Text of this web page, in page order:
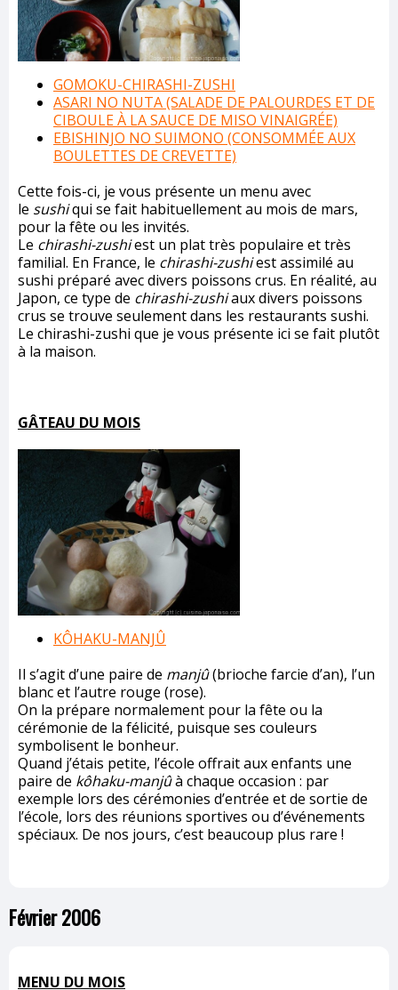
GOMOKU-CHIRASHI-ZUSHI
ASARI NO NUTA (SALADE DE PALOURDES ET DE
CIBOULE À LA SAUCE DE MISO VINAIGRÉE)
EBISHINJO NO SUIMONO (CONSOMMÉE AUX
BOULETTES DE CREVETTE)
Cette fois-ci, je vous présente un menu avec
le sushiqui se fait habituellement au mois de mars,
pour la fête ou les invités.
Le chirashi-zushiest un plat très populaire et très
familial. En France, le chirashi-zushiest assimilé au
sushi préparé avec divers poissons crus. En réalité, au
Japon, ce type de chirashi-zushiaux divers poissons
crus se trouve seulement dans les restaurants sushi.
Le chirashi-zushi que je vous présente ici se fait plutôt
à la maison.
GÂTEAU DU MOIS
KÔHAKU-MANJÛ
Il s’agit d’une paire de manjû(brioche farcie d’an), l’un
blanc et l’autre rouge (rose).
On la prépare normalement pour la fête ou la
cérémonie de la félicité, puisque ses couleurs
symbolisent le bonheur.
Quand j’étais petite, l’école offrait aux enfants une
paire de kôhaku-manjûà chaque occasion : par
exemple lors des cérémonies d’entrée et de sortie de
l’école, lors des réunions sportives ou d’événements
spéciaux. De nos jours, c’est beaucoup plus rare !
Février 2006
MENU DU MOIS